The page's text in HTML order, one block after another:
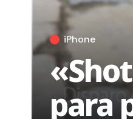
iPhone
para